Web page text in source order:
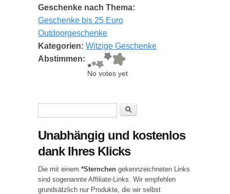
Geschenke nach Thema:
Geschenke bis 25 Euro
Outdoorgeschenke
Kategorien: Witzige Geschenke
Abstimmen:
No votes yet
Suche
Unabhängig und kostenlos
dank Ihres Klicks
Die mit einem *Sternchen gekennzeichneten Links
sind sogenannte Affiliate-Links. Wir empfehlen
grundsätzlich nur Produkte, die wir selbst